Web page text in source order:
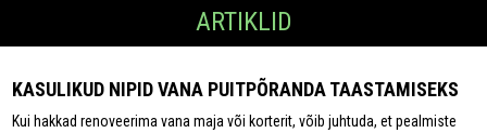
ARTIKLID
KASULIKUD NIPID VANA PUITPÕRANDA TAASTAMISEKS
Kui hakkad renoveerima vana maja või korterit, võib juhtuda, et pealmiste